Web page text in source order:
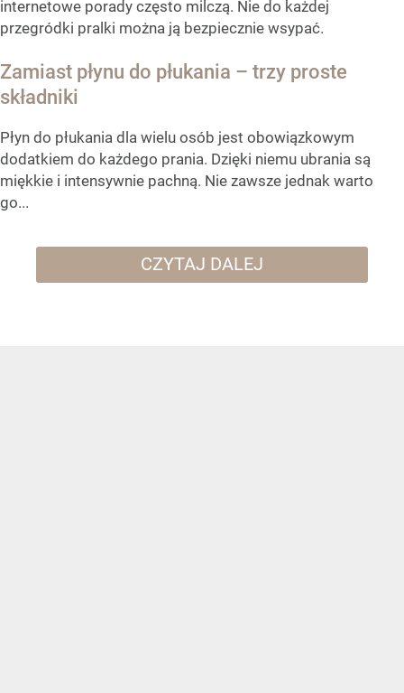
internetowe porady często milczą. Nie do każdej
przegródki pralki można ją bezpiecznie wsypać.
Zamiast płynu do płukania – trzy proste
składniki
Płyn do płukania dla wielu osób jest obowiązkowym
dodatkiem do każdego prania. Dzięki niemu ubrania są
miękkie i intensywnie pachną. Nie zawsze jednak warto
go...
CZYTAJ DALEJ